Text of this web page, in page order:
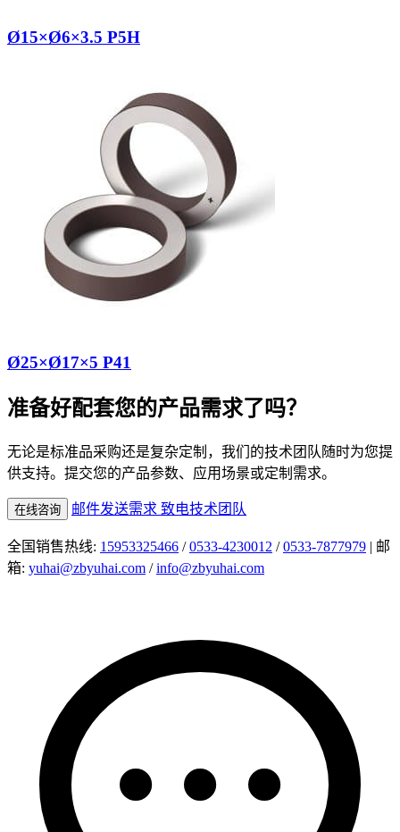
Ø15×Ø6×3.5 P5H
Ø25×Ø17×5 P41
准备好配套您的产品需求了吗？
无论是标准品采购还是复杂定制，我们的技术团队随时为您提
供支持。提交您的产品参数、应用场景或定制需求。
在线咨询 邮件发送需求 致电技术团队
全国销售热线: 15953325466 /0533-4230012 /0533-7877979 | 邮
箱: yuhai@zbyuhai.com /info@zbyuhai.com